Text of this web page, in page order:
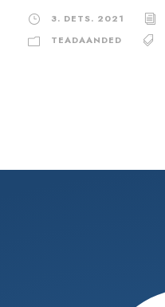
3. DETS. 2021
TEADAANDED